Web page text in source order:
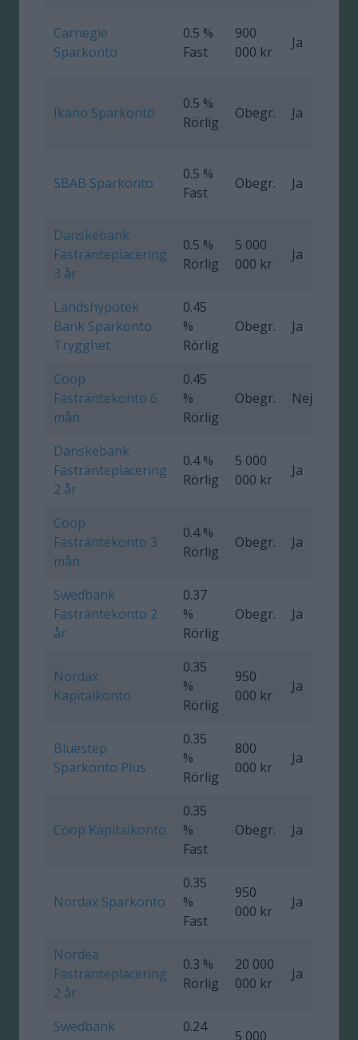
Carnegie
Sparkonto
0.5 %
Fast
900
000 kr
Ja
Ikano Sparkonto
0.5 %
Rörlig
Obegr. Ja
SBAB Sparkonto
0.5 %
Fast
Obegr. Ja
Danskebank
Fastränteplacering
3 år
0.5 %
Rörlig
5 000
000 kr
Ja
Landshypotek
Bank Sparkonto
Trygghet
0.45
%
Rörlig
Obegr. Ja
Coop
Fasträntekonto 6
mån
0.45
%
Rörlig
Obegr. Nej
Danskebank
Fastränteplacering
2 år
0.4 %
Rörlig
5 000
000 kr
Ja
Coop
Fasträntekonto 3
mån
0.4 %
Rörlig
Obegr. Ja
Swedbank
Fasträntekonto 2
år
0.37
%
Rörlig
Obegr. Ja
Nordax
Kapitalkonto
0.35
%
Rörlig
950
000 kr
Ja
Bluestep
Sparkonto Plus
0.35
%
Rörlig
800
000 kr
Ja
Coop Kapitalkonto
0.35
%
Fast
Obegr. Ja
Nordax Sparkonto
0.35
%
Fast
950
000 kr
Ja
Nordea
Fastränteplacering
2 år
0.3 %
Rörlig
20 000
000 kr
Ja
Swedbank
0.24
5 000